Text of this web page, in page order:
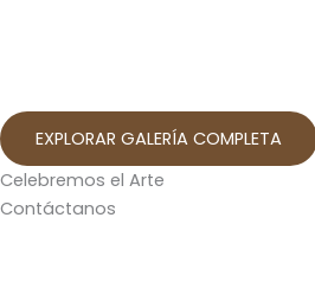
EXPLORAR GALERÍA COMPLETA
Celebremos el Arte
Contáctanos